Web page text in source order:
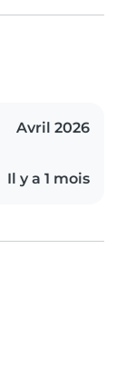
Avril 2026
Il y a 1 mois